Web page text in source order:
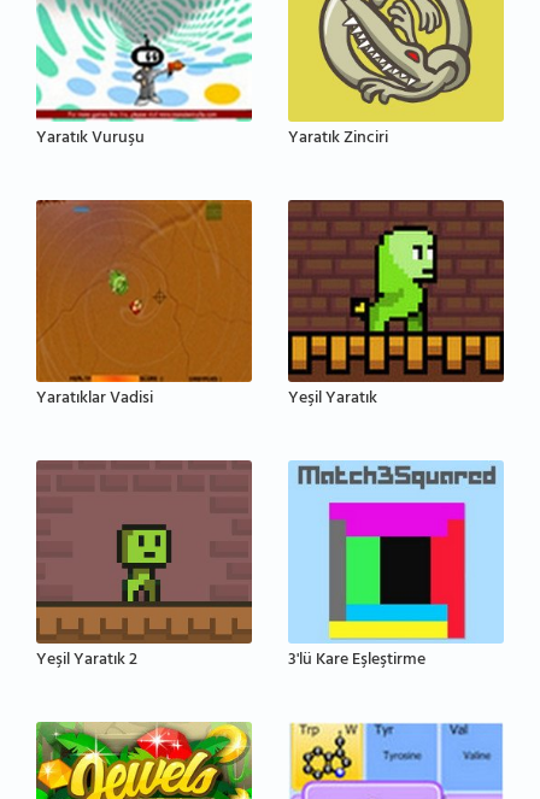
Yaratık Vuruşu Yaratık Zinciri
Yaratıklar Vadisi Yeşil Yaratık
Yeşil Yaratık 2 3'lü Kare Eşleştirme